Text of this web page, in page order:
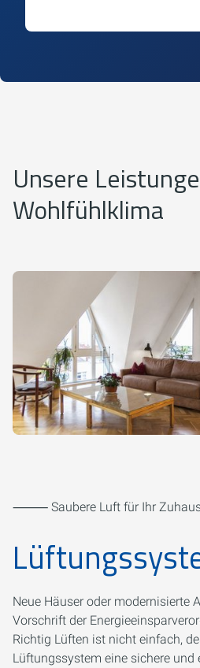
Unsere
Wohlfühlklima
⸻ Saubere Luft für Ihr
Neue Häuser oder modernisierte
Vorschrift der
Richtig Lüften ist nicht einfach,
Lüftungssystem eine sichere und